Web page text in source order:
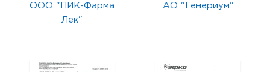
ООО "ПИК-Фарма
Лек"
АО "Генериум"